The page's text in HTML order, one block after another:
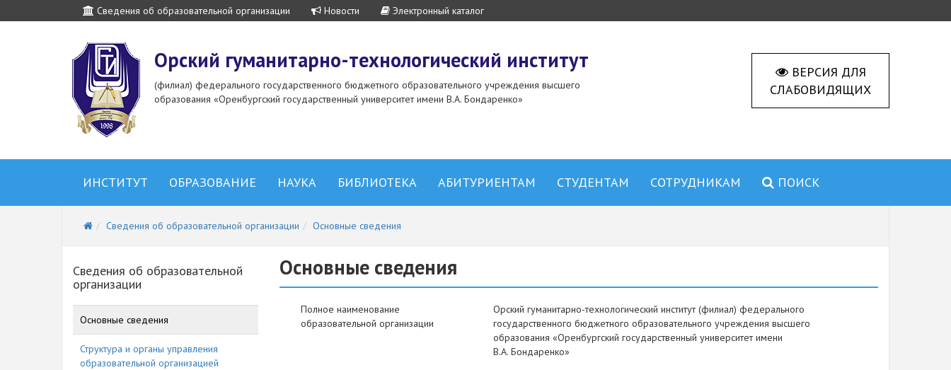
Сведения об образовательной организации Новости Электронный каталог
Орский гуманитарно-технологический институт
(филиал) федерального государственного бюджетного образовательного учреждения высшего
образования «Оренбургский государственный университет имени В.А. Бондаренко»
ВЕРСИЯ ДЛЯ
СЛАБОВИДЯЩИХ
ИНСТИТУТ ОБРАЗОВАНИЕ НАУКА БИБЛИОТЕКА АБИТУРИЕНТАМ СТУДЕНТАМ СОТРУДНИКАМ ПОИСК
Сведения об образовательной организации Основные сведения
Сведения об образовательной
организации
Основные сведения
Структура и органы управления
образовательной организацией
Основные сведения
Полное наименование
образовательной организации
Орский гуманитарно-технологический институт (филиал) федерального
государственного бюджетного образовательного учреждения высшего
образования «Оренбургский государственный университет имени
В.А. Бондаренко»